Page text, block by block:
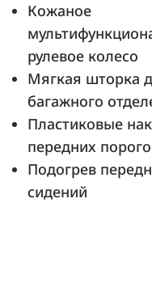
Кожаное
рулевое колесо
Мягкая шторка
багажного
Пластиковые
передних
Подогрев
сидений